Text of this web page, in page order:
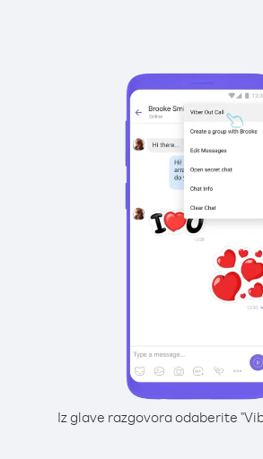
Iz glave razgovora odaberite